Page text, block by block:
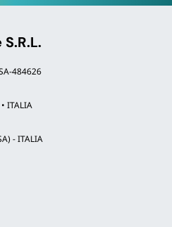
dormire e arredare
e l’arredo
per ambienti
alimenti e bevande.
484626
ITALIA
- ITALIA